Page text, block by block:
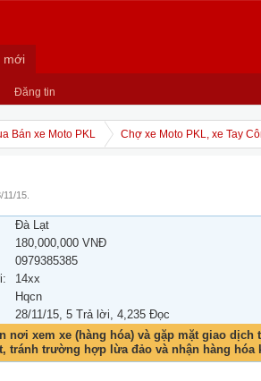
mới
Đăng tin
Bán xe Moto PKL Chợ xe Moto PKL, xe Tay
11/15
Đà Lạt
180,000,000 VNĐ
0979385385
14xx
Hqcn
28/11/15, 5 Trả lời, 4,235 Đọc
nơi xem xe (hàng hóa) và gặp mặt giao dịch
tránh trường hợp lừa đảo và nhận hàng hóa